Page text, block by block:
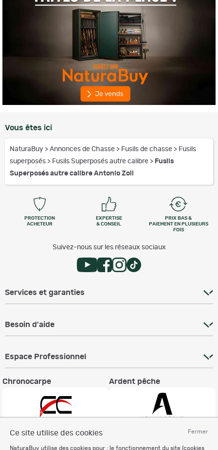
Fermer
Ce site utilise des cookies
NaturaBuy utilise des cookies pour : le fonctionnement du site (cookies
Vous êtes ici
NaturaBuy > Annonces de Chasse > Fusils de chasse > Fusils
superposés > Fusils Superposés autre calibre > Fusils
Superposés autre calibre Antonio Zoli
PROTECTION
ACHETEUR
EXPERTISE
& CONSEIL
PRIX BAS &
PAIEMENT EN PLUSIEURS
FOIS
Suivez-nous sur les réseaux sociaux
Services et garanties
Besoin d'aide
Espace Professionnel
Chronocarpe Ardent pêche
Informations légales